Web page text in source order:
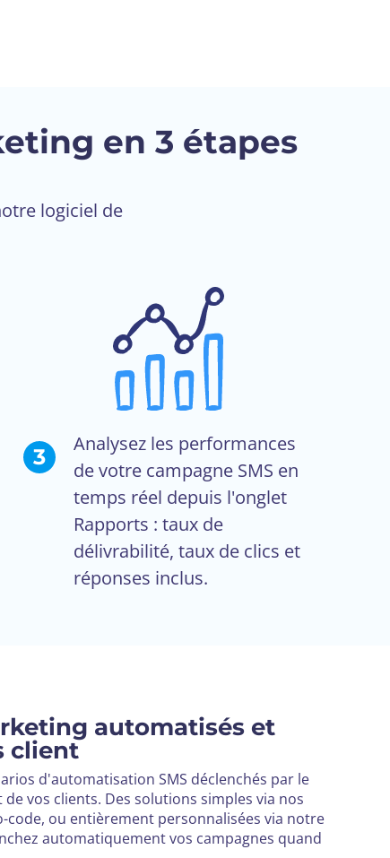
en 3 étapes
logiciel de
3
Analysez les performances
de votre campagne SMS en
temps réel depuis l'onglet
Rapports : taux de
délivrabilité, taux de clics et
réponses inclus.
automatisés et
client
d'automatisation SMS déclenchés par le
vos clients. Des solutions simples via nos
code, ou entièrement personnalisées via notre
automatiquement vos campagnes quand